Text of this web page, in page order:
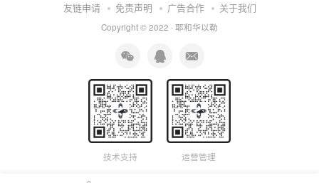
友链申请 免责声明 广告合作 关于我们
Copyright © 2022 · 耶和华以勒
技术支持 运营管理